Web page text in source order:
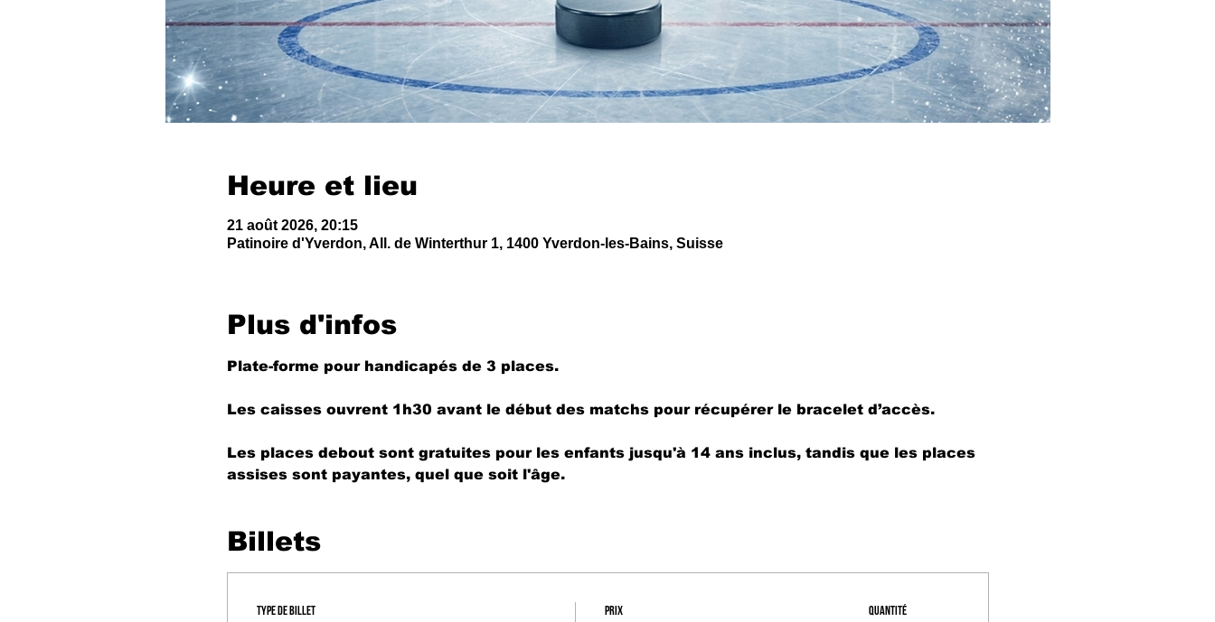
Heure et lieu
21 août 2026, 20:15
Patinoire d'Yverdon, All. de Winterthur 1, 1400 Yverdon-les-Bains, Suisse
Plus d'infos
Plate-forme pour handicapés de 3 places.
Les caisses ouvrent 1h30 avant le début des matchs pour récupérer le bracelet d’accès.
Les places debout sont gratuites pour les enfants jusqu'à 14 ans inclus, tandis que les places
assises sont payantes, quel que soit l'âge.
Billets
Type de billet Prix Quantité